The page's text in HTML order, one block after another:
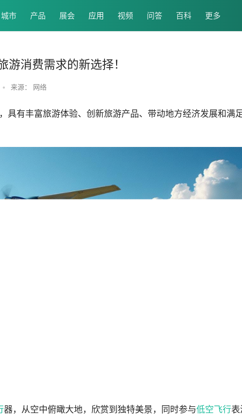
城市 产品 展会 应用 视频 问答 百科 更多
游消费需求的新选择！
• 来源： 网络
具有丰富旅游体验、创新旅游产品、带动地方经济发展和满
器，从空中俯瞰大地，欣赏到独特美景，同时参与低空飞行